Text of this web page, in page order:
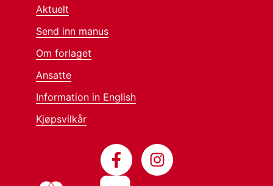
Aktuelt
Send inn manus
Om forlaget
Ansatte
Information in English
Kjøpsvilkår